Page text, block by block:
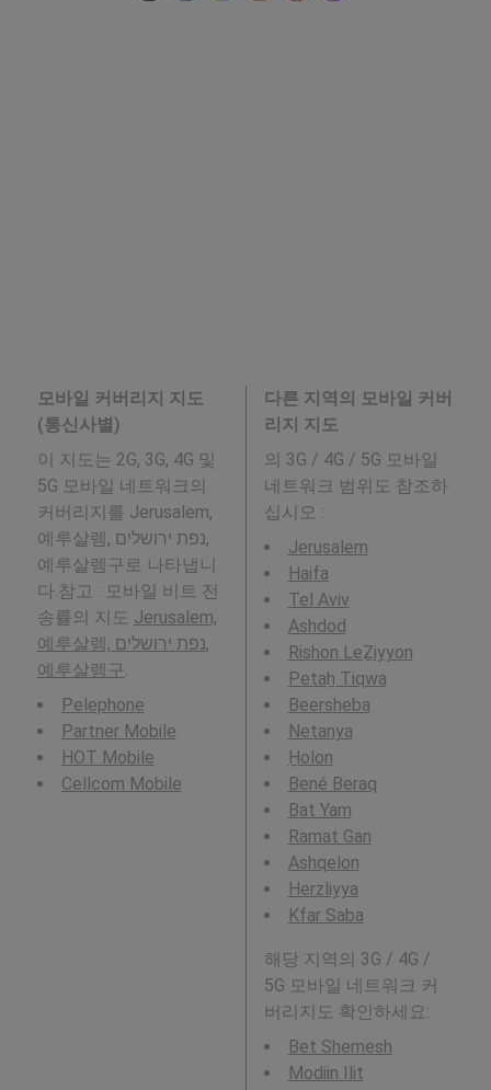
모바일 커버리지 지도
(통신사별)
이 지도는 2G, 3G, 4G 및
5G 모바일 네트워크의
커버리지를 Jerusalem,
예루살렘, נפת ירושלים,
예루살렘구로 나타냅니
다.참고 : 모바일 비트 전
송률의 지도 Jerusalem,
예루살렘, נפת ירושלים,
예루살렘구.
Pelephone
Partner Mobile
HOT Mobile
Cellcom Mobile
다른 지역의 모바일 커버
리지 지도
의 3G / 4G / 5G 모바일
네트워크 범위도 참조하
십시오 :
Jerusalem
Haifa
Tel Aviv
Ashdod
Rishon LeẔiyyon
Petaẖ Tiqwa
Beersheba
Netanya
H̱olon
Bené Beraq
Bat Yam
Ramat Gan
Ashqelon
Herzliyya
Kfar Saba
해당 지역의 3G / 4G /
5G 모바일 네트워크 커
버리지도 확인하세요:
Bet Shemesh
Modiin Ilit